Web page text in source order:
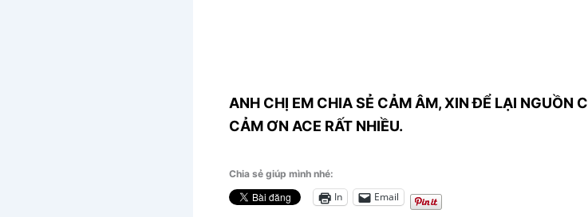
ANH CHỊ EM CHIA SẺ CẢM ÂM, XIN ĐỂ LẠI NGUỒN
CẢM ƠN ACE RẤT NHIỀU.
Chia sẻ giúp mình nhé:
In Email